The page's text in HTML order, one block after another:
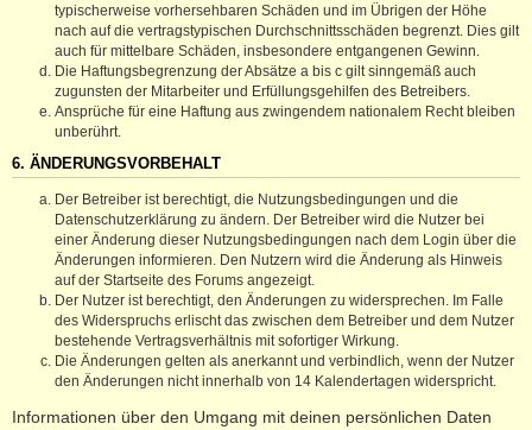
typischerweise vorhersehbaren Schäden und im Übrigen der Höhe
nach auf die vertragstypischen Durchschnittsschäden begrenzt. Dies gilt
auch für mittelbare Schäden, insbesondere entgangenen Gewinn.
Die Haftungsbegrenzung der Absätze a bis c gilt sinngemäß auch
zugunsten der Mitarbeiter und Erfüllungsgehilfen des Betreibers.
Ansprüche für eine Haftung aus zwingendem nationalem Recht bleiben
unberührt.
6. ÄNDERUNGSVORBEHALT
Der Betreiber ist berechtigt, die Nutzungsbedingungen und die
Datenschutzerklärung zu ändern. Der Betreiber wird die Nutzer bei
einer Änderung dieser Nutzungsbedingungen nach dem Login über die
Änderungen informieren. Den Nutzern wird die Änderung als Hinweis
auf der Startseite des Forums angezeigt.
Der Nutzer ist berechtigt, den Änderungen zu widersprechen. Im Falle
des Widerspruchs erlischt das zwischen dem Betreiber und dem Nutzer
bestehende Vertragsverhältnis mit sofortiger Wirkung.
Die Änderungen gelten als anerkannt und verbindlich, wenn der Nutzer
den Änderungen nicht innerhalb von 14 Kalendertagen widerspricht.
Informationen über den Umgang mit deinen persönlichen Daten